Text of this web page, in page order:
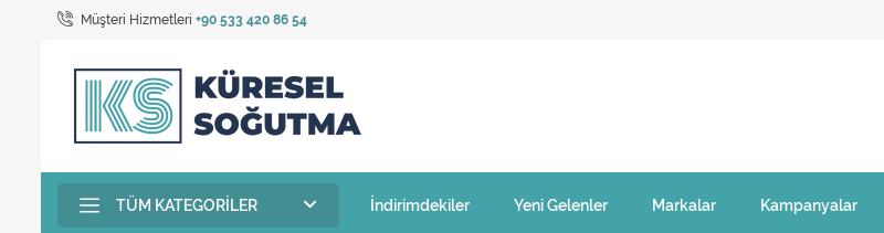
Müşteri Hizmetleri +90 533 420 86 54
TÜM KATEGORILER İndirimdekiler Yeni Gelenler Markalar Kampanyalar